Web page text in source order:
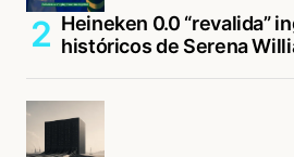
Heineken 0.0 “revalida”
históricos de Serena